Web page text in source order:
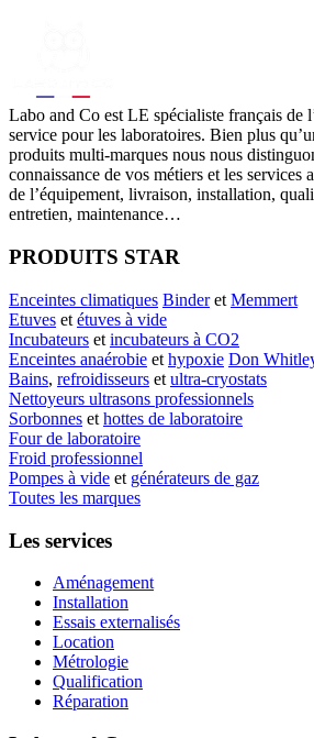
Labo and Co est LE spécialiste français de
service pour les laboratoires. Bien plus
produits multi-marques nous nous
connaissance de vos métiers et les services
de l’équipement, livraison, installation,
entretien, maintenance…
PRODUITS STAR
Enceintes climatiques Binderet Memmert
Etuves et étuves à vide
Incubateurs et incubateurs à CO2
Enceintes anaérobie et hypoxie Don
Bains, refroidisseurs et ultra-cryostats
Nettoyeurs ultrasons professionnels
Sorbonnes et hottes de laboratoire
Four de laboratoire
Froid professionnel
Pompes à vide et générateurs de gaz
Toutes les marques
Les services
Aménagement
Installation
Essais externalisés
Location
Métrologie
Qualification
Réparation